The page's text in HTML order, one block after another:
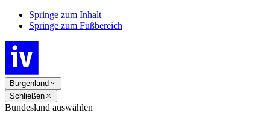
Springe zum Inhalt
Springe zum Fußbereich
Burgenland
Schließen
Bundesland auswählen